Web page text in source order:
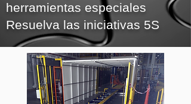
herramientas especiales
Resuelva las iniciativas 5S